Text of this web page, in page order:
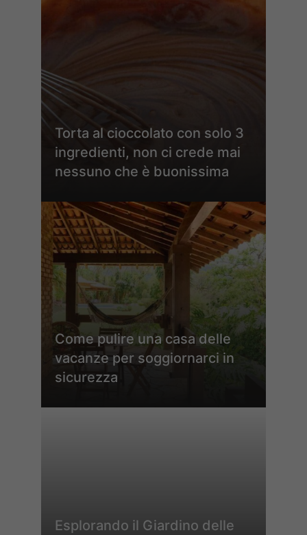
Torta al cioccolato con solo 3
ingredienti, non ci crede mai
nessuno che è buonissima
Come pulire una casa delle
vacanze per soggiornarci in
sicurezza
Esplorando il Giardino delle